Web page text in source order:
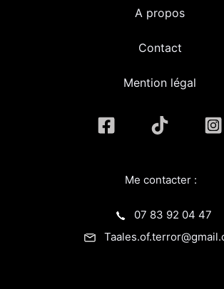
A propos
Contact
Mention légal
Me contacter :
07 83 92 04 47